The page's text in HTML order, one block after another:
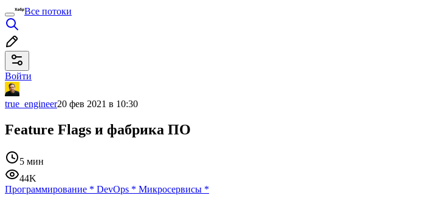
Все потоки
Войти
true_engineer20 фев 2021 в 10:30
Feature Flags и фабрика ПО
5 мин
44K
Программирование * DevOps * Микросервисы *